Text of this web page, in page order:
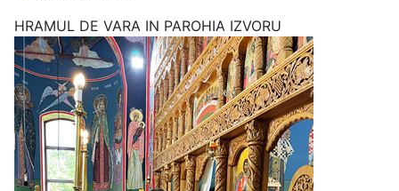
HRAMUL DE VARA IN PAROHIA IZVORU